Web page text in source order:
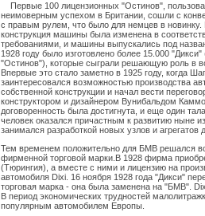
Первые 100 лицензионных "Остинов",
неимоверным успехом в Британии, сошли с
с правым рулем, что было для немцев в новинку.
конструкция машины была изменена в
требованиями, и машины выпускались под
1928 году было изготовлено более 15.000 "Дикси"
"Остинов"), которые сыграли решающую роль в
Впервые это стало заметно в 1925 году, когда
заинтересовался возможностью производства
собственной конструкции и начал вести
конструктором и дизайнером Вунибальдом
договоренность была достигнута, и еще один
человек оказался причастным к развитию ныне
занимался разработкой новых узлов и агрегатов
Тем временем положительно для БМВ решался
фирменной торговой марки.В 1928 фирма
(Тюрингия), а вместе с ними и лицензию на
автомобиля Dixi. 16 ноября 1928 года "Дикси"
торговая марка - она была заменена на "БМВ".
В период экономических трудностей
популярным автомобилем Европы.